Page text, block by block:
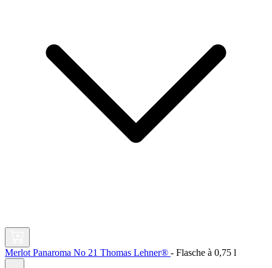
Merlot Panaroma No 21 Thomas Lehner® - Flasche à 0,75 l